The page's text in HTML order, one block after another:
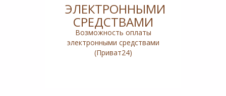
ЭЛЕКТРОННЫМИ
СРЕДСТВАМИ
Возможность оплаты
электронными средствами
(Приват24)